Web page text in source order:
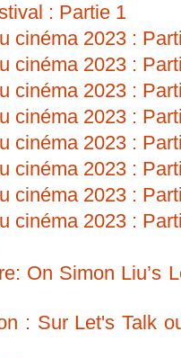
: Partie 1
cinéma 2023 :
cinéma 2023 :
cinéma 2023 :
cinéma 2023 :
cinéma 2023 :
cinéma 2023 :
cinéma 2023 :
cinéma 2023 :
On Simon Liu’s
: Sur Let's Talk